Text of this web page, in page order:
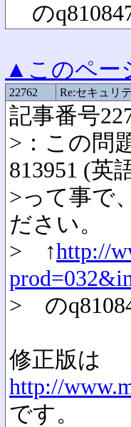
の
▲このペー
22762 Re:セキュリ
記事番号
>：この問
813951 (英
>って事で
ださい。
> ↑http://
> の
修正版は
http://
です。